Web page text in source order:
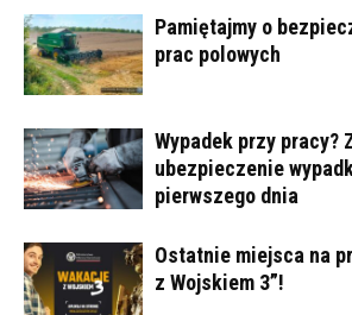
Pamiętajmy o
prac polowych
Wypadek przy pracy?
ubezpieczenie
pierwszego dnia
Ostatnie miejsca na
z Wojskiem 3”!